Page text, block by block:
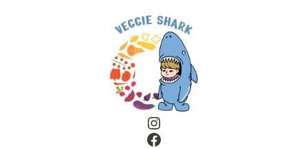
Instagram
Facebook